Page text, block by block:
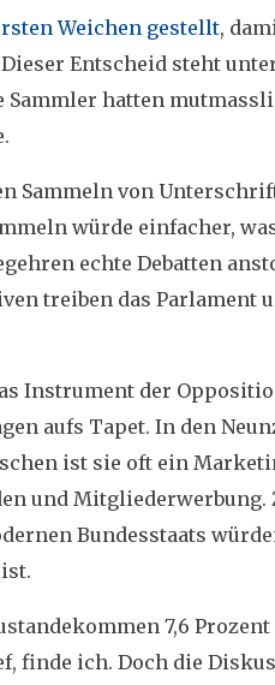
Weichen gestellt,
Entscheid steht
Sammler hatten
Sammeln von
würde einfacher,
echte Debatten
treiben das Parlament
Instrument der
aufs Tapet. In den
ist sie oft ein
und
Bundesstaats
7,6
finde ich. Doch die